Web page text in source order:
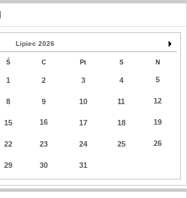
Lipiec 2026
Ś C Pt S N
1 2 3 4 5
8 9 10 11 12
15 16 17 18 19
22 23 24 25 26
29 30 31